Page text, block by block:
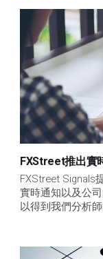
FXStreet推出實
FXStreet Signals
實時通知以及公
以得到我們分析